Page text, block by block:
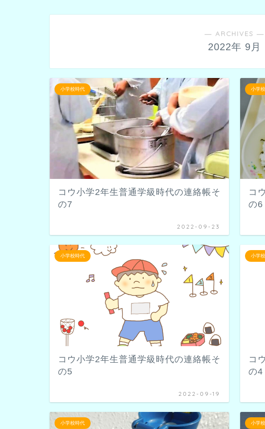
― ARCHIVES ―
2022年 9月
小学校時代
コウ小学2年生普通学級時代の連絡帳そ
の7
2022-09-23
小学
コ
の6
小学校時代
コウ小学2年生普通学級時代の連絡帳そ
の5
2022-09-19
小学
コ
の4
小学校時代 小学